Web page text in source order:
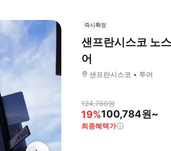
즉시확정
샌프란시스코 노
어
샌프란시스코 투어
124,780원
19%100,784원~
최종혜택가